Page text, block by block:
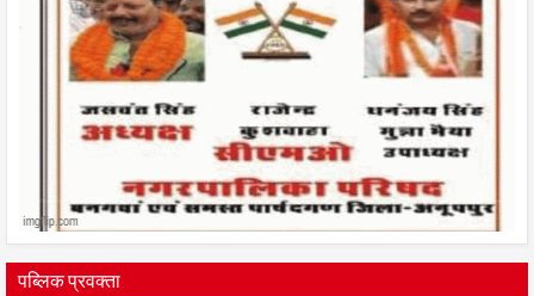
पब्लिक प्रवक्ता